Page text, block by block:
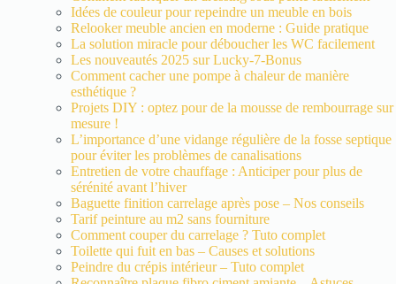
Idées de couleur pour repeindre un meuble en bois
Relooker meuble ancien en moderne : Guide pratique
La solution miracle pour déboucher les WC facilement
Les nouveautés 2025 sur Lucky-7-Bonus
Comment cacher une pompe à chaleur de manière
esthétique ?
Projets DIY : optez pour de la mousse de rembourrage sur
mesure !
L’importance d’une vidange régulière de la fosse septique
pour éviter les problèmes de canalisations
Entretien de votre chauffage : Anticiper pour plus de
sérénité avant l’hiver
Baguette finition carrelage après pose – Nos conseils
Tarif peinture au m2 sans fourniture
Comment couper du carrelage ? Tuto complet
Toilette qui fuit en bas – Causes et solutions
Peindre du crépis intérieur – Tuto complet